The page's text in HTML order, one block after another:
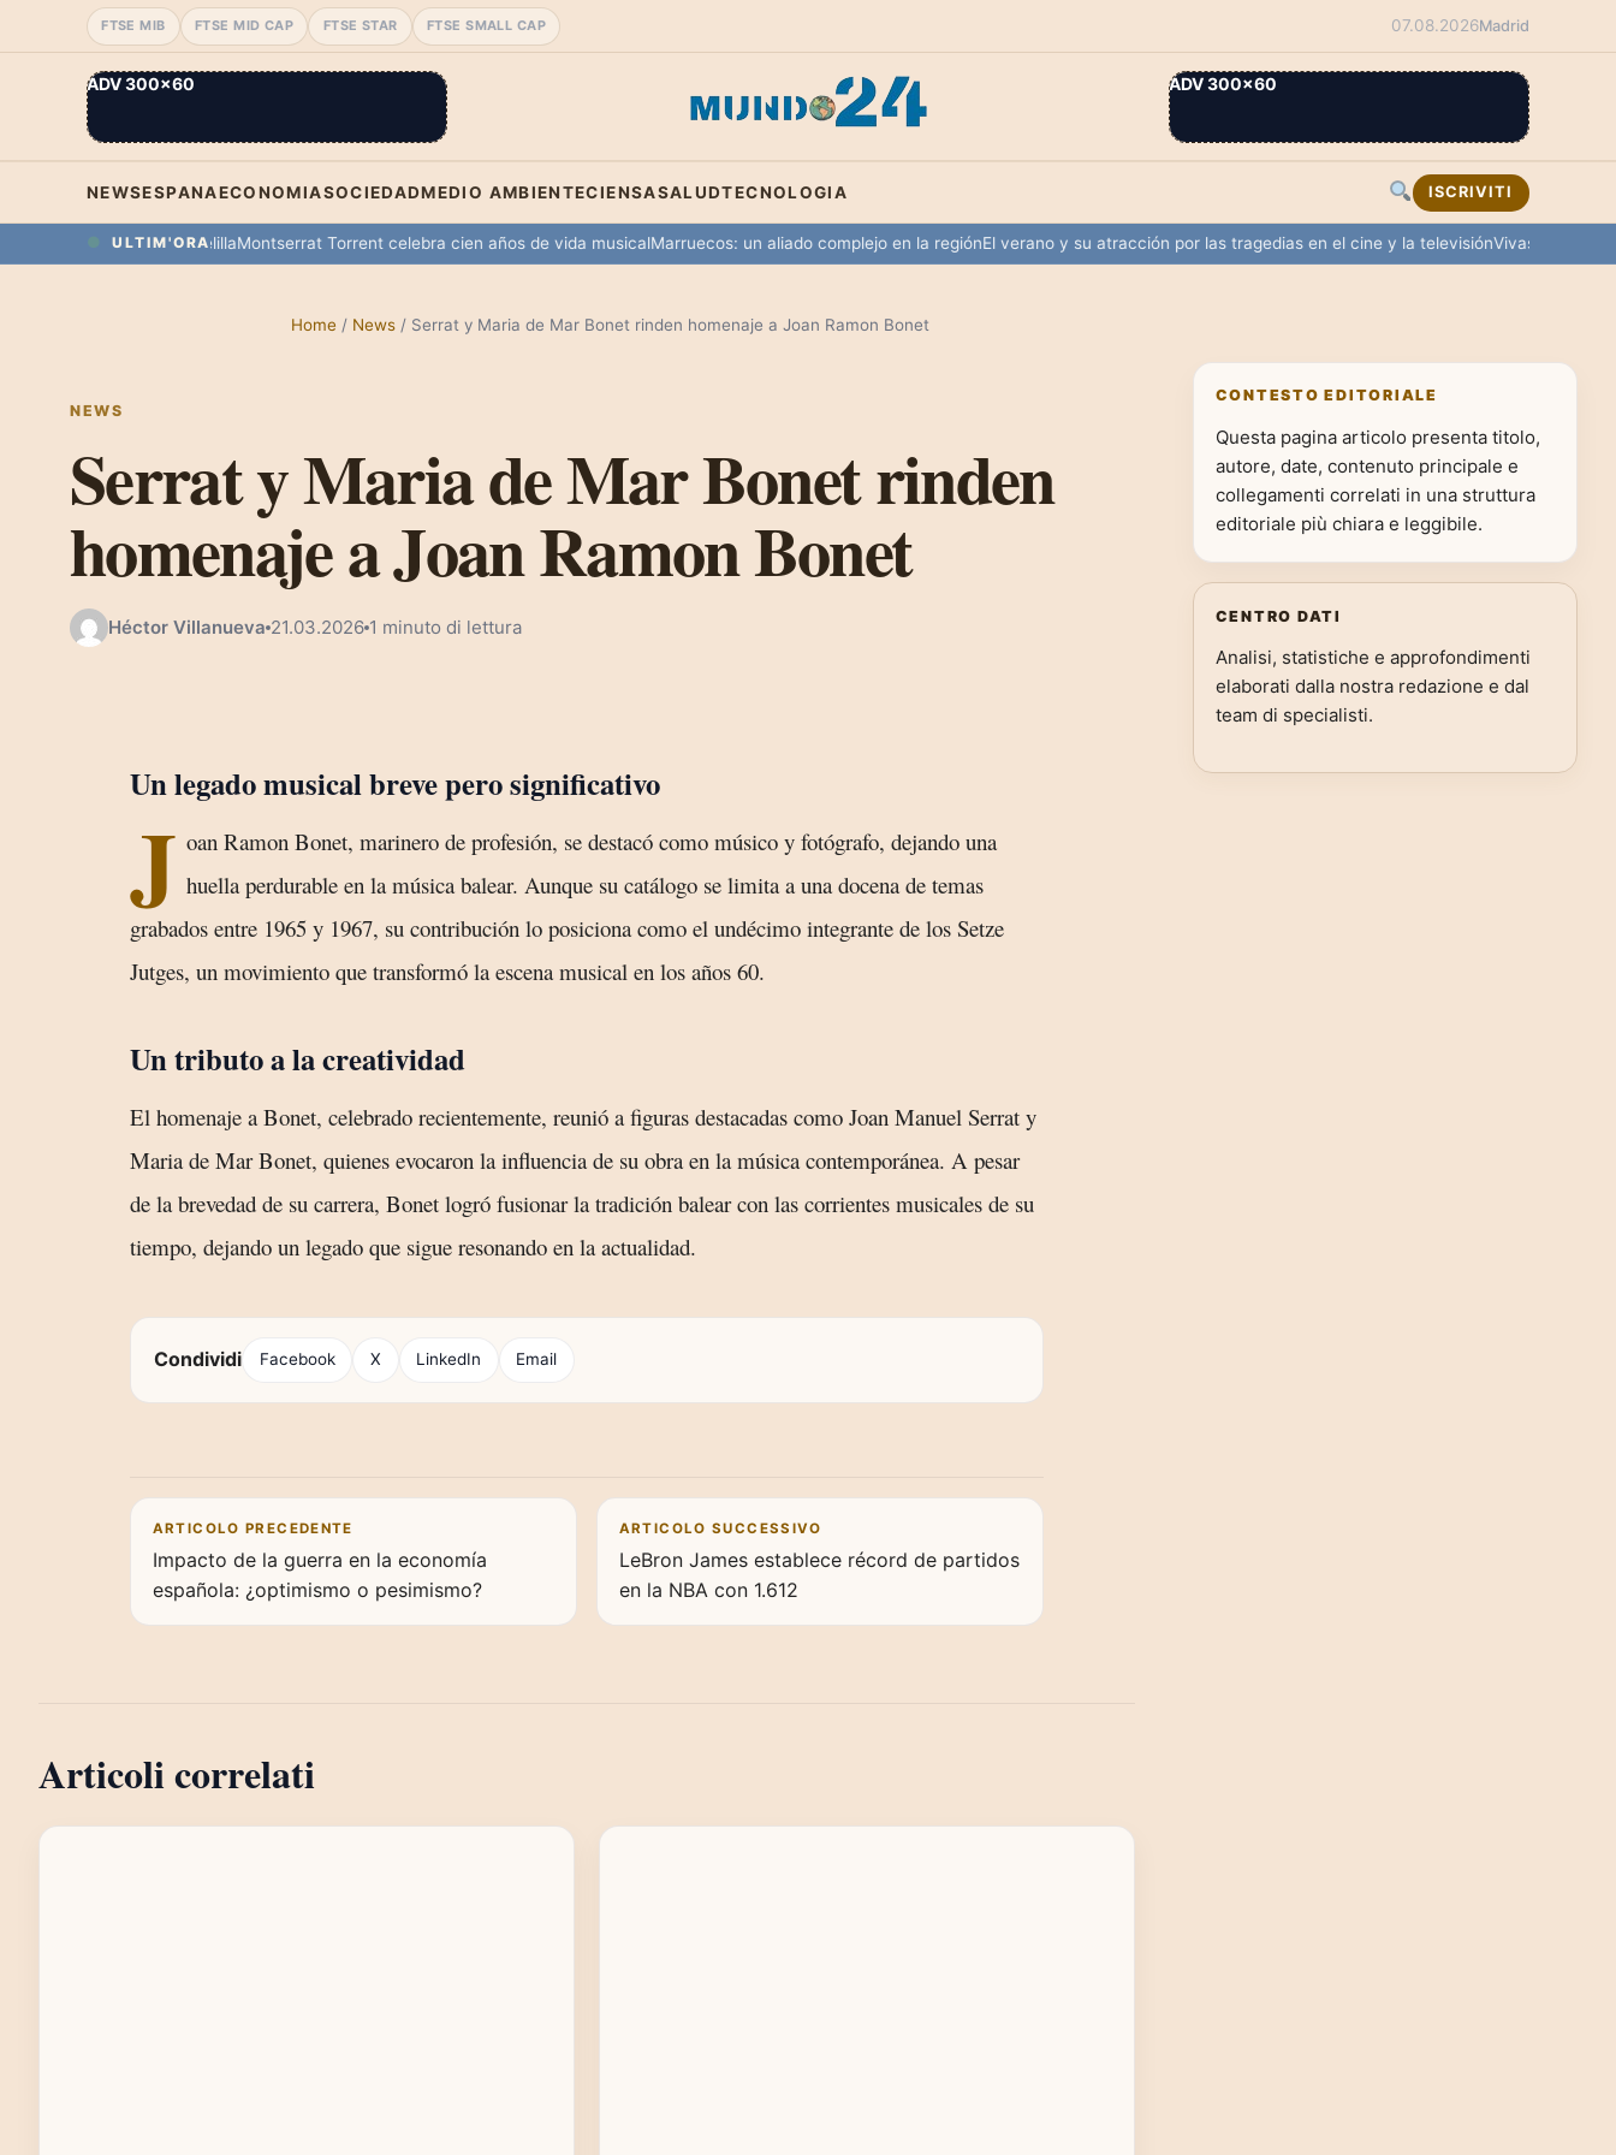
FTSE MIB FTSE MID CAP FTSE STAR FTSE SMALL CAP 07.08.2026Madrid
ADV 300×60 ADV 300×60
NEWSESPANAECONOMIASOCIEDADMEDIO AMBIENTECIENSASALUDTECNOLOGIA ISCRIVITI
ULTIM'ORA
en Ceuta y MelillaMontserrat Torrent celebra cien años de vida musicalMarruecos: un aliado complejo en la región El verano y su atracción por las tragedias en el cine y la televisiónVivas solicita a
Home / News / Serrat y Maria de Mar Bonet rinden homenaje a Joan Ramon Bonet
NEWS
Serrat y Maria de Mar Bonet rinden
homenaje a Joan Ramon Bonet
Héctor Villanueva 21.03.2026 1 minuto di lettura
Un legado musical breve pero significativo
J oan Ramon Bonet, marinero de profesión, se destacó como músico y fotógrafo, dejando una
huella perdurable en la música balear. Aunque su catálogo se limita a una docena de temas
grabados entre 1965 y 1967, su contribución lo posiciona como el undécimo integrante de los Setze
Jutges, un movimiento que transformó la escena musical en los años 60.
Un tributo a la creatividad
El homenaje a Bonet, celebrado recientemente, reunió a figuras destacadas como Joan Manuel Serrat y
Maria de Mar Bonet, quienes evocaron la influencia de su obra en la música contemporánea. A pesar
de la brevedad de su carrera, Bonet logró fusionar la tradición balear con las corrientes musicales de su
tiempo, dejando un legado que sigue resonando en la actualidad.
Condividi Facebook X LinkedIn Email
Navigazione articoli
ARTICOLO PRECEDENTE
Impacto de la guerra en la economía
española: ¿optimismo o pesimismo?
ARTICOLO SUCCESSIVO
LeBron James establece récord de partidos
en la NBA con 1.612
Articoli correlati
CONTESTO EDITORIALE
Questa pagina articolo presenta titolo,
autore, date, contenuto principale e
collegamenti correlati in una struttura
editoriale più chiara e leggibile.
CENTRO DATI
Analisi, statistiche e approfondimenti
elaborati dalla nostra redazione e dal
team di specialisti.